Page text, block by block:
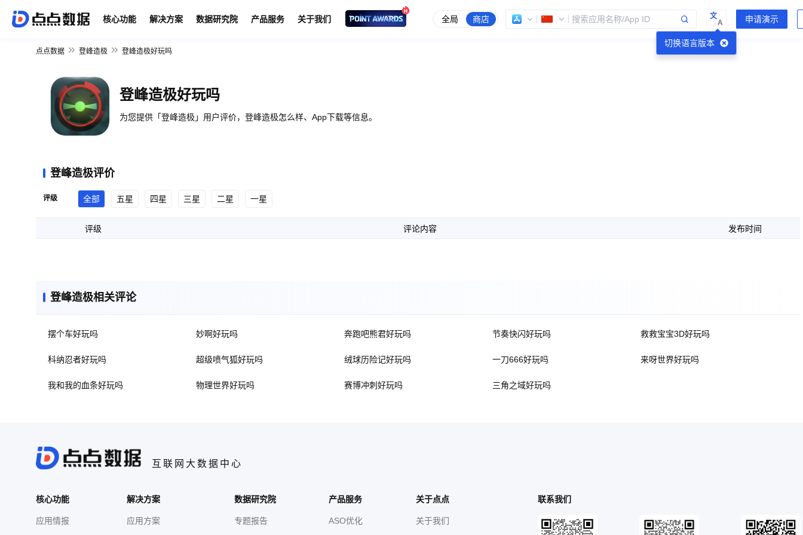
核心功能 解决方案 数据研究院 产品服务 关于我们 全局 商店
切换语言版本
文
A
点点数据 登峰造极 登峰造极好玩吗
登峰造极好玩吗
为您提供「登峰造极」用户评价，登峰造极怎么样、App下载等信息。
登峰造极评价
评级 全部 五星 四星 三星 二星 一星
评级 评论内容 发布时间
登峰造极相关评论
摆个车好玩吗 妙啊好玩吗 奔跑吧熊君好玩吗 节奏快闪好玩吗 救救宝宝3D好玩吗
科纳忍者好玩吗 超级喷气狐好玩吗 绒球历险记好玩吗 一刀666好玩吗 来呀世界好玩吗
我和我的血条好玩吗 物理世界好玩吗 赛博冲刺好玩吗 三角之域好玩吗
互联网大数据中心
核心功能
应用情报
解决方案
应用方案
数据研究院
专题报告
产品服务
ASO优化
关于点点
关于我们
联系我们